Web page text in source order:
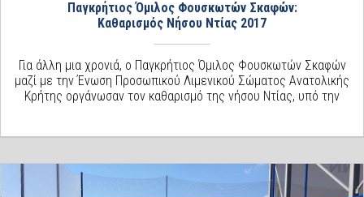
Παγκρήτιος Όμιλος Φουσκωτών Σκαφών:
Καθαρισμός Νήσου Ντίας 2017
Για άλλη μια χρονιά, ο Παγκρήτιος Όμιλος Φουσκωτών Σκαφών
μαζί με την Ένωση Προσωπικού Λιμενικού Σώματος Ανατολικής
Κρήτης οργάνωσαν τον καθαρισμό της νήσου Ντίας, υπό την